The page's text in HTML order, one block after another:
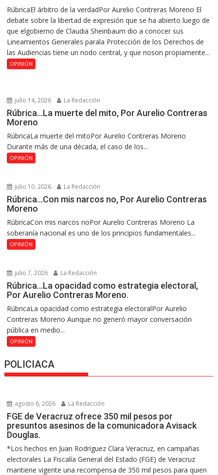
RúbricaEl árbitro de la verdadPor Aurelio Contreras Moreno El
debate sobre la libertad de expresión que se ha abierto luego de
que elgobierno de Claudia Sheinbaum dio a conocer sus
Lineamientos Generales parala Protección de los Derechos de
las Audiencias tiene un nodo central, y que noson propiamente...
OPINIÓN
julio 14, 2026 La Redacción
Rúbrica…La muerte del mito, Por Aurelio Contreras
Moreno
RúbricaLa muerte del mitoPor Aurelio Contreras Moreno
Durante más de una década, el caso de los...
OPINIÓN
julio 10, 2026 La Redacción
Rúbrica…Con mis narcos no, Por Aurelio Contreras
Moreno
RúbricaCon mis narcos noPor Aurelio Contreras Moreno La
soberanía nacional es uno de los principios fundamentales...
OPINIÓN
julio 7, 2026 La Redacción
Rúbrica…La opacidad como estrategia electoral,
Por Aurelio Contreras Moreno.
RúbricaLa opacidad como estrategia electoralPor Aurelio
Contreras Moreno Aunque no generó mayor conversación
pública en medio...
OPINIÓN
POLICIACA
agosto 6, 2026 La Redacción
FGE de Veracruz ofrece 350 mil pesos por
presuntos asesinos de la comunicadora Avisack
Douglas.
*Los hechos en Juan Rodríguez Clara Veracruz, en campañas
electorales La Fiscalía General del Estado (FGE) de Veracruz
mantiene vigente una recompensa de 350 mil pesos para quien